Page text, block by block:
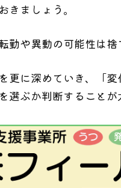
ましょう。
や異動の可能性は捨
更に深めていき、「
ぶか判断することが